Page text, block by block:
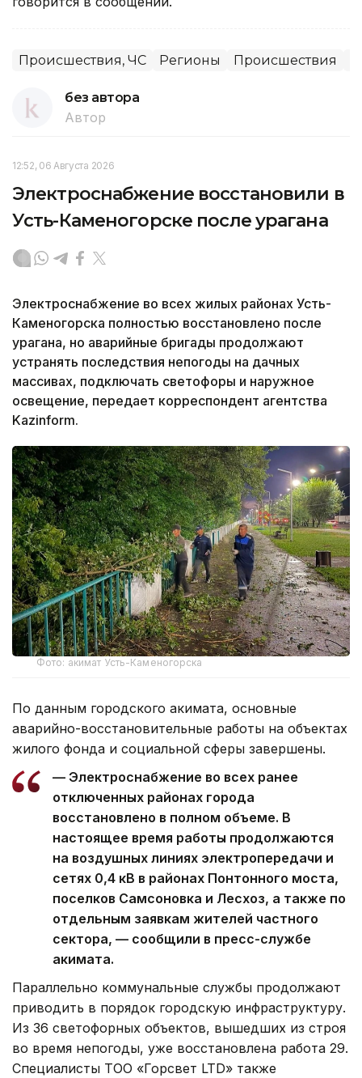
Происшествия, ЧС Регионы Происшествия
без автора
Автор
12:52, 06 Августа 2026
Электроснабжение восстановили в
Усть-Каменогорске после урагана
Электроснабжение во всех жилых районах Усть-
Каменогорска полностью восстановлено после
урагана, но аварийные бригады продолжают
устранять последствия непогоды на дачных
массивах, подключать светофоры и наружное
освещение, передает корреспондент агентства
Kazinform.
Фото: акимат Усть-Каменогорска
По данным городского акимата, основные
аварийно-восстановительные работы на объектах
жилого фонда и социальной сферы завершены.
— Электроснабжение во всех ранее
отключенных районах города
восстановлено в полном объеме. В
настоящее время работы продолжаются
на воздушных линиях электропередачи и
сетях 0,4 кВ в районах Понтонного моста,
поселков Самсоновка и Лесхоз, а также по
отдельным заявкам жителей частного
сектора, — сообщили в пресс-службе
акимата.
Параллельно коммунальные службы продолжают
приводить в порядок городскую инфраструктуру.
Из 36 светофорных объектов, вышедших из строя
во время непогоды, уже восстановлена работа 29.
Специалисты ТОО «Горсвет LTD» также